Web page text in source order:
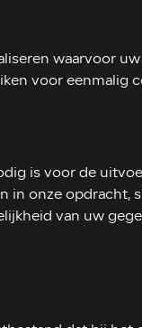
waarvoor
voor eenmalig
is voor de
in onze opdracht,
van uw